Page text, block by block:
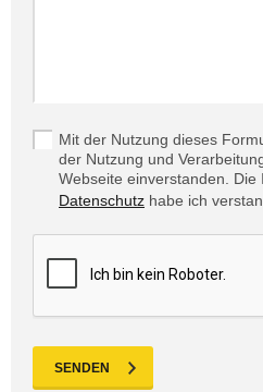
Mit der Nutzung dieses
der Nutzung und
Webseite einverstanden. Die
Datenschutz habe ich
SENDEN